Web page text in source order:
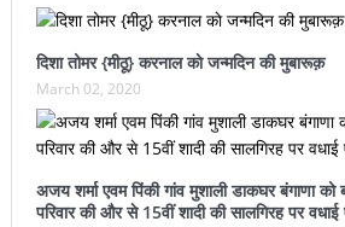
दिशा तोमर {मीठू} करनाल काे जन्मदिन की मुबारूक़
March 02, 2020
अजय शर्मा एवम पिंकी गांव मुशाली डाकघर बंगाणा
परिवार की और से 15वीं शादी की सालगिरह पर